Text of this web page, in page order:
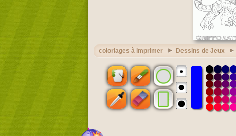
coloriages à imprimer Dessins de Jeux